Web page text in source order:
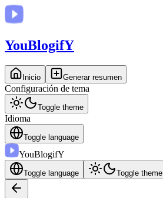
YouBlogifY
Inicio Generar resumen
Configuración de tema
Toggle theme
Idioma
Toggle language
YouBlogifY
Toggle language Toggle theme